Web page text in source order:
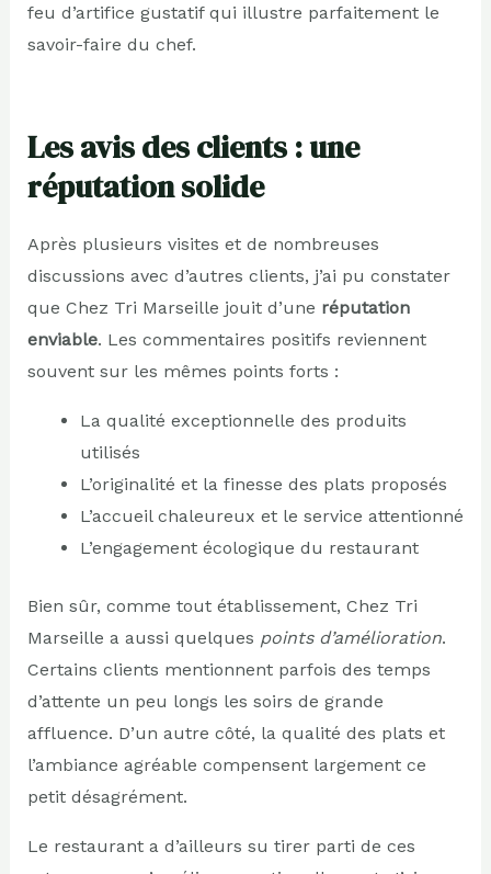
feu d’artifice gustatif qui illustre parfaitement le
savoir-faire du chef.
Les avis des clients : une
réputation solide
Après plusieurs visites et de nombreuses
discussions avec d’autres clients, j’ai pu constater
que Chez Tri Marseille jouit d’une réputation
enviable. Les commentaires positifs reviennent
souvent sur les mêmes points forts :
La qualité exceptionnelle des produits
utilisés
L’originalité et la finesse des plats proposés
L’accueil chaleureux et le service attentionné
L’engagement écologique du restaurant
Bien sûr, comme tout établissement, Chez Tri
Marseille a aussi quelques points d’amélioration.
Certains clients mentionnent parfois des temps
d’attente un peu longs les soirs de grande
affluence. D’un autre côté, la qualité des plats et
l’ambiance agréable compensent largement ce
petit désagrément.
Le restaurant a d’ailleurs su tirer parti de ces